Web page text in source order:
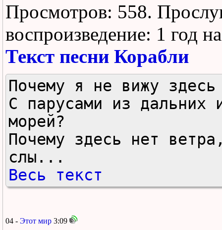
Просмотров: 558.
воспроизведение: 1 год
Текст песни Корабли
Почему я не вижу здесь
С парусами из дальних
морей?
Почему здесь нет
слы...
Весь текст
04 - Этот мир 3:09